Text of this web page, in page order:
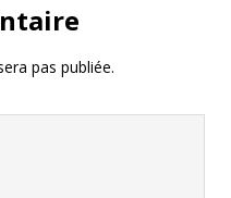
pas publiée.